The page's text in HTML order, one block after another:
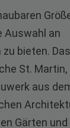
Auswahl an
bieten.
St. Martin,
aus
Gärten